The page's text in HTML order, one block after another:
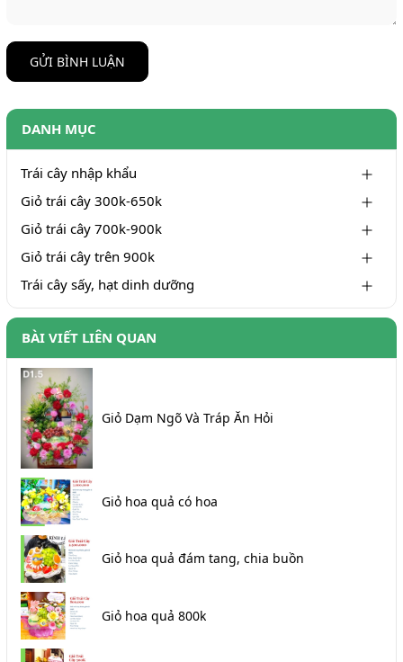
GỬI BÌNH LUẬN
DANH MỤC
Trái cây nhập khẩu
Giỏ trái cây 300k-650k
Giỏ trái cây 700k-900k
Giỏ trái cây trên 900k
Trái cây sấy, hạt dinh dưỡng
BÀI VIẾT LIÊN QUAN
Giỏ Dạm Ngõ Và Tráp Ăn Hỏi
Giỏ hoa quả có hoa
Giỏ hoa quả đám tang, chia buồn
Giỏ hoa quả 800k